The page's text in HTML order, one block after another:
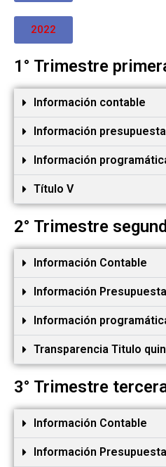
2022
1° Trimestre
Información contable
Información
Información
Título V
2° Trimestre
Información Contable
Información
Información
Transparencia Titulo
3° Trimestre
Información Contable
Información